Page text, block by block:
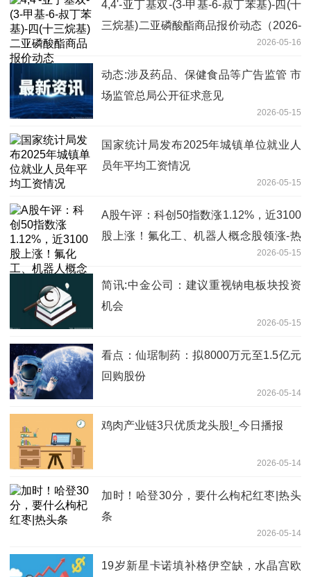
4,4'-亚丁基双-(3-甲基-6-叔丁苯基)-四(十
三烷基)二亚磷酸酯商品报价动态（2026-
2026-05-16
动态:涉及药品、保健食品等广告监管 市
场监管总局公开征求意见
2026-05-15
国家统计局发布2025年城镇单位就业人
员年平均工资情况
2026-05-15
A股午评：科创50指数涨1.12%，近3100
股上涨！氟化工、机器人概念股领涨-热
2026-05-15
简讯:中金公司：建议重视钠电板块投资
机会
2026-05-15
看点：仙琚制药：拟8000万元至1.5亿元
回购股份
2026-05-14
鸡肉产业链3只优质龙头股!_今日播报
2026-05-14
加时！哈登30分，要什么枸杞红枣|热头
条
2026-05-14
19岁新星卡诺填补格伊空缺，水晶宫欧